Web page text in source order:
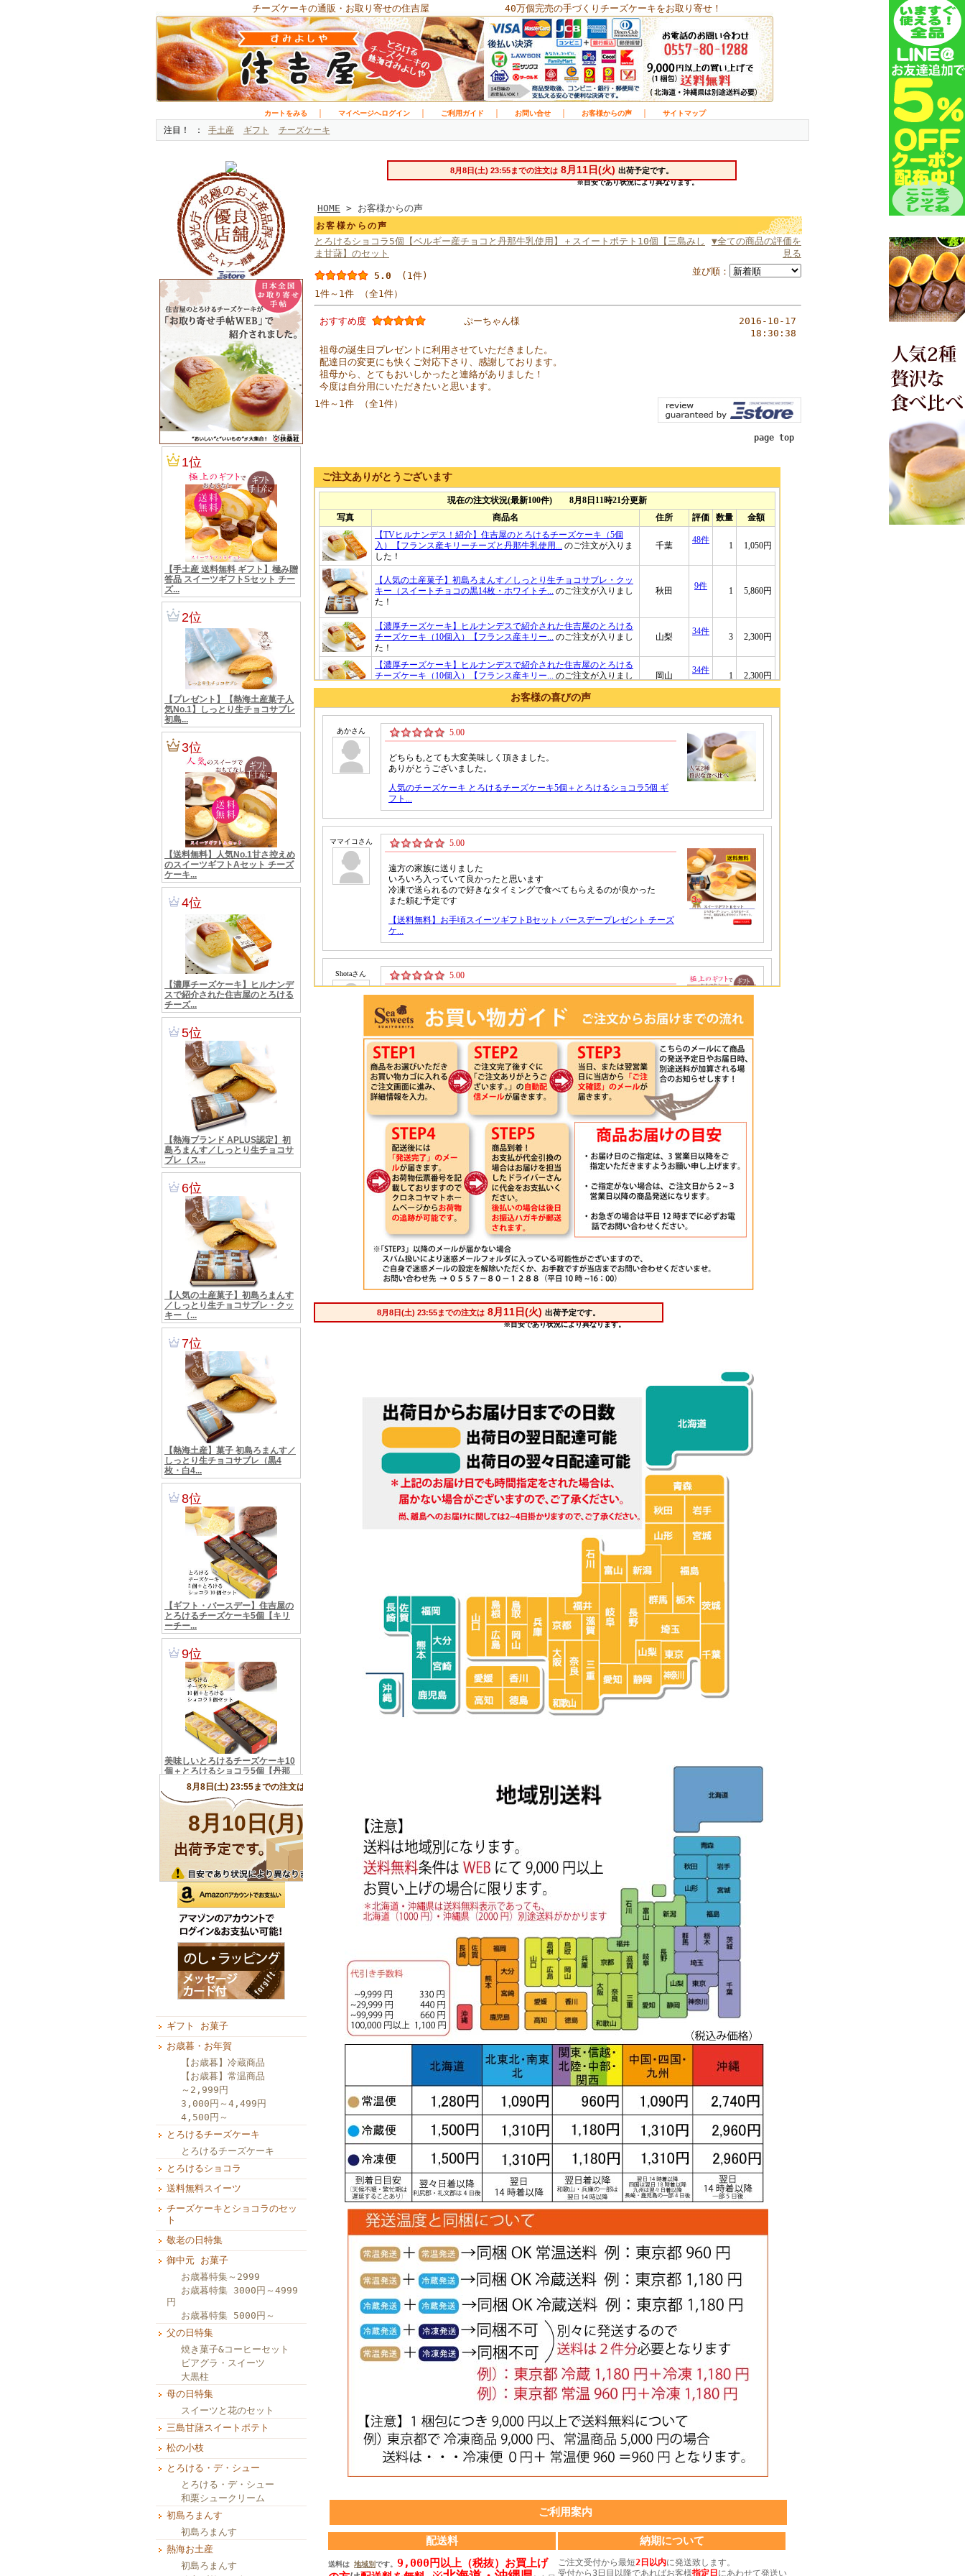
チーズケーキの通販・お取り寄せの住吉屋 40万個完売の手づくりチーズケーキをお取り寄せ！
カートをみる マイページへログイン ご利用ガイド お問い合せ お客様からの声 サイトマップ
注目！ 手土産 ギフト チーズケーキ
ギフト お菓子
お歳暮・お年賀
【お歳暮】冷蔵商品
【お歳暮】常温商品
～2,999円
3,000円～4,499円
4,500円～
とろけるチーズケーキ
とろけるチーズケーキ
とろけるショコラ
送料無料スイーツ
チーズケーキとショコラのセッ
ト
敬老の日特集
御中元 お菓子
お歳暮特集～2999
お歳暮特集 3000円～4999
円
お歳暮特集 5000円～
父の日特集
焼き菓子&コーヒーセット
ビアグラ・スイーツ
大黒柱
母の日特集
スイーツと花のセット
三島甘藷スイートポテト
松の小枝
とろける・デ・シュー
とろける・デ・シュー
和栗シュークリーム
初島ろまんす
初島ろまんす
熱海お土産
初島ろまんす
HOME > お客様からの声
お客様からの声
とろけるショコラ5個【ベルギー産チョコと丹那牛乳使用】＋スイートポテト10個【三島みし
ま甘藷】のセット
▼全ての商品の評価を
見る
5.0 (1件) 並び順：
1件～1件 （全1件）
おすすめ度 ぷーちゃん様
2016-10-17
18:30:38
祖母の誕生日プレゼントに利用させていただきました。
配達日の変更にも快くご対応下さり、感謝しております。
祖母から、とてもおいしかったと連絡がありました！
今度は自分用にいただきたいと思います。
1件～1件 （全1件）
page top
ご注文ありがとうございます
お客様の喜びの声
ご利用案内
配送料
送料は 地域別です。 9,000円以上（税抜）お買上げ
納期について
ご注文受付から最短2日以内に発送致します。
受付から3日目以降であればお客様指定日 にあわせて発送い